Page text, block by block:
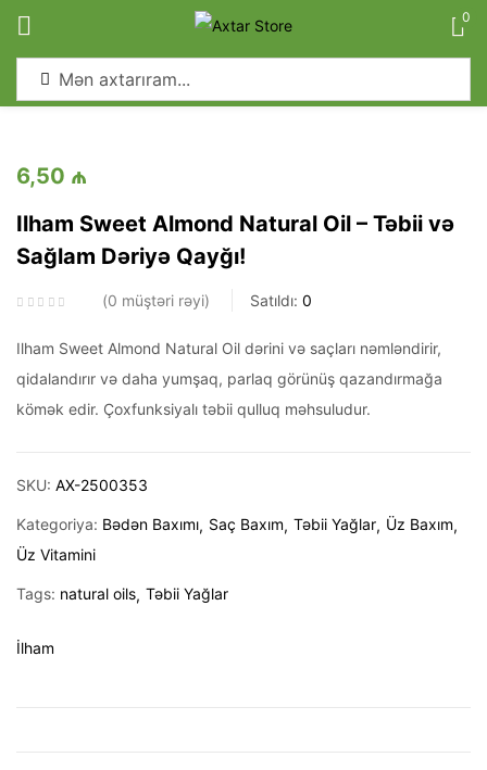
0
6,50 ₼
Ilham Sweet Almond Natural Oil – Təbii və
Sağlam Dəriyə Qayğı!
0 müştəri rəyi Satıldı: 0
Ilham Sweet Almond Natural Oil dərini və saçları nəmləndirir,
qidalandırır və daha yumşaq, parlaq görünüş qazandırmağa
kömək edir. Çoxfunksiyalı təbii qulluq məhsuludur.
SKU: AX-2500353
Kategoriya: Bədən Baxımı Saç Baxım Təbii Yağlar Üz Baxım
Üz Vitamini
Tags: natural oils Təbii Yağlar
İlham
Sign in
Remember me
Create an account